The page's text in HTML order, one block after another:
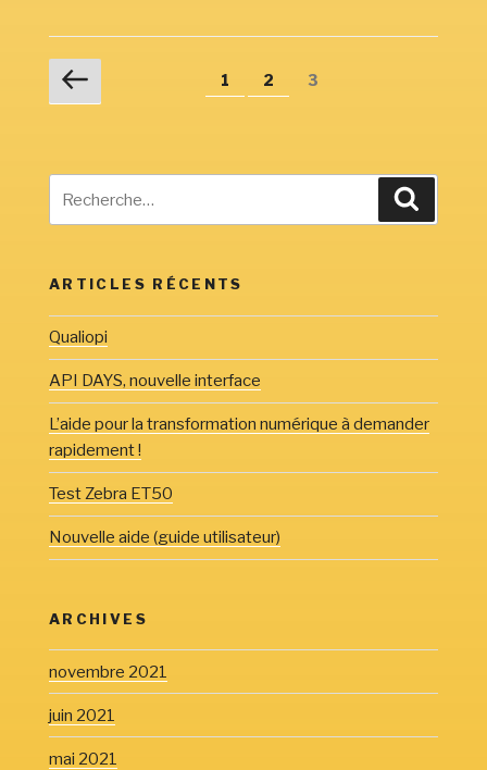
Négoce »
Navigation
des
Page
précédente
Page
1 Page
2 Page
3
pour
ARTICLES RÉCENTS
Qualiopi
API DAYS, nouvelle interface
L’aide pour la transformation numérique à demander
rapidement !
Test Zebra ET50
Nouvelle aide (guide utilisateur)
ARCHIVES
novembre 2021
juin 2021
mai 2021